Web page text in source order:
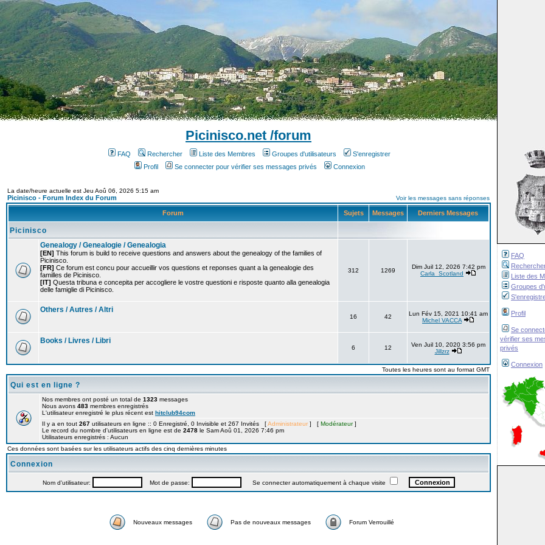
FAQ
Liste des
Groupes
Profil
Se
vérifier ses
privés
Connexion
Picinisco.net /forum
FAQ Rechercher Liste des Membres Groupes d'utilisateurs
S'enregistrer
Profil
Se connecter pour vérifier ses messages privés Connexion
La date/heure actuelle est Jeu Aoû 06, 2026 5:15 am
Picinisco - Forum Index du Forum Voir les messages sans réponses
Forum Sujets Messages Derniers Messages
Picinisco
Genealogy / Genealogie / Genealogia
[EN] This forum is build to receive questions and answers about the genealogy of the families of
Picinisco.
[FR] Ce forum est concu pour accueillir vos questions et reponses quant a la genealogie des
familles de Picinisco.
[IT] Questa tribuna e concepita per accogliere le vostre questioni e risposte quanto alla genealogia
delle famiglie di Picinisco.
312 1269
Dim Juil 12, 2026 7:42 pm
Carla_Scotland
Others / Autres / Altri
16 42
Lun Fév 15, 2021 10:41 am
Michel VACCA
Books / Livres / Libri
6 12
Ven Juil 10, 2020 3:56 pm
Jillzrz
Toutes les heures sont au format GMT
Qui est en ligne ?
Nos membres ont posté un total de 1323 messages
Nous avons 483 membres enregistrés
L'utilisateur enregistré le plus récent est hitclub94com
Il y a en tout 267 utilisateurs en ligne :: 0 Enregistré, 0 Invisible et 267 Invités [Administrateur ] [ Modérateur]
Le record du nombre d'utilisateurs en ligne est de 2478 le Sam Aoû 01, 2026 7:46 pm
Utilisateurs enregistrés : Aucun
Ces données sont basées sur les utilisateurs actifs des cinq dernières minutes
Connexion
Nom d'utilisateur: Mot de passe: Se connecter automatiquement à chaque visite
Nouveaux messages Pas de nouveaux messages Forum Verrouillé